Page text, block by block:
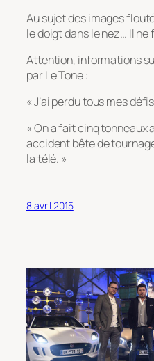
Au sujet des images
le doigt dans le nez… Il ne
Attention, informations
par Le Tone :
« J’ai perdu tous mes
« On a fait cinq tonneaux
accident bête de
la télé. »
8 avril 2015